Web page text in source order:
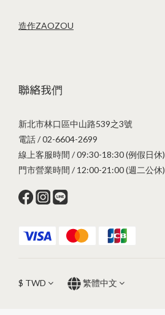
造作ZAOZOU
聯絡我們
新北市林口區中山路539之3號
電話 / 02-6604-2699
線上客服時間 / 09:30-18:30 (例假日休)
門市營業時間 / 12:00-21:00 (週二公休)
$ TWD 繁體中文